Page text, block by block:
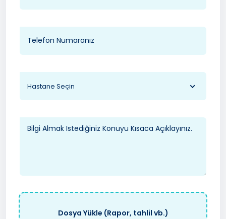
Hastane Seçin
Dosya Yükle (Rapor, tahlil vb.)